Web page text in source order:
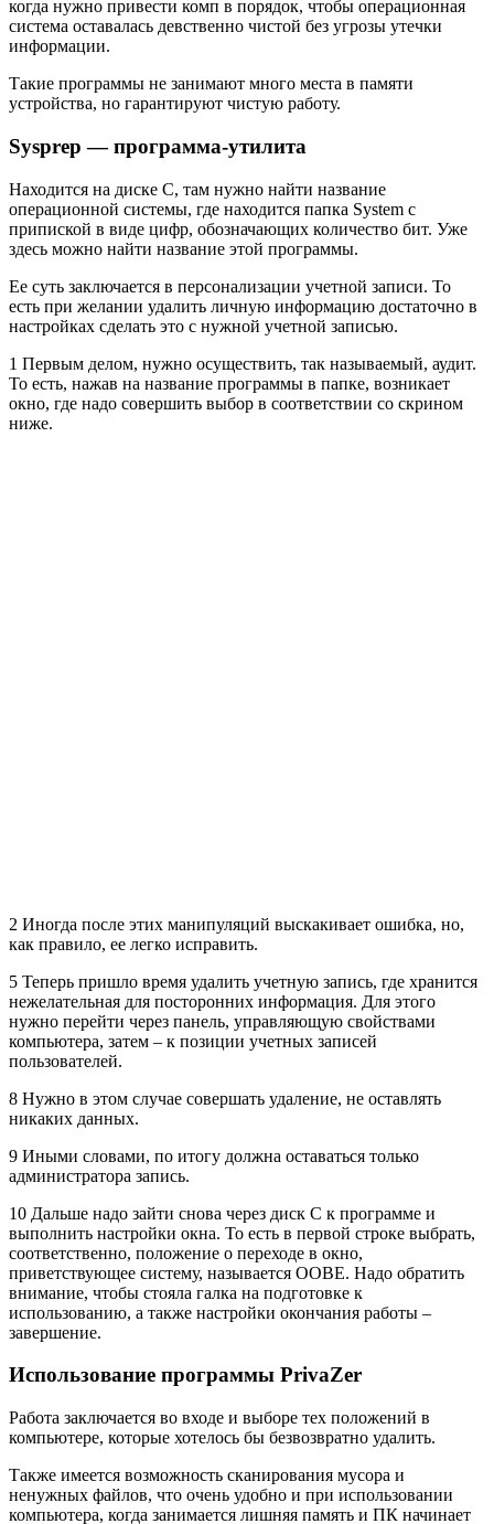
когда нужно привести комп в порядок, чтобы операционная
система оставалась девственно чистой без угрозы утечки
информации.
Такие программы не занимают много места в памяти
устройства, но гарантируют чистую работу.
Sysprep — программа-утилита
Находится на диске С, там нужно найти название
операционной системы, где находится папка System с
припиской в виде цифр, обозначающих количество бит. Уже
здесь можно найти название этой программы.
Ее суть заключается в персонализации учетной записи. То
есть при желании удалить личную информацию достаточно в
настройках сделать это с нужной учетной записью.
1 Первым делом, нужно осуществить, так называемый, аудит.
То есть, нажав на название программы в папке, возникает
окно, где надо совершить выбор в соответствии со скрином
ниже.
2 Иногда после этих манипуляций выскакивает ошибка, но,
как правило, ее легко исправить.
5 Теперь пришло время удалить учетную запись, где хранится
нежелательная для посторонних информация. Для этого
нужно перейти через панель, управляющую свойствами
компьютера, затем – к позиции учетных записей
пользователей.
8 Нужно в этом случае совершать удаление, не оставлять
никаких данных.
9 Иными словами, по итогу должна оставаться только
администратора запись.
10 Дальше надо зайти снова через диск С к программе и
выполнить настройки окна. То есть в первой строке выбрать,
соответственно, положение о переходе в окно,
приветствующее систему, называется ООВЕ. Надо обратить
внимание, чтобы стояла галка на подготовке к
использованию, а также настройки окончания работы –
завершение.
Использование программы PrivaZer
Работа заключается во входе и выборе тех положений в
компьютере, которые хотелось бы безвозвратно удалить.
Также имеется возможность сканирования мусора и
ненужных файлов, что очень удобно и при использовании
компьютера, когда занимается лишняя память и ПК начинает